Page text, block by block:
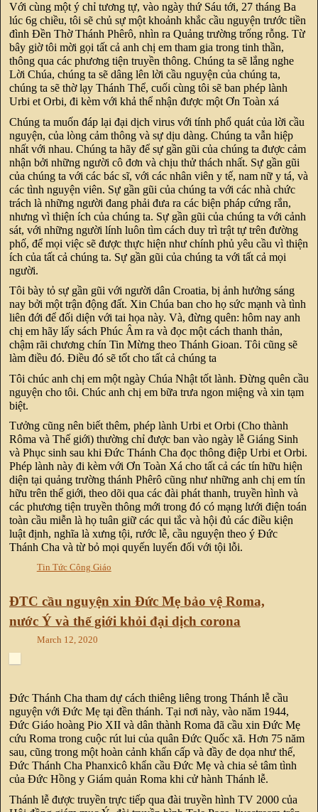
Với cùng một ý chỉ tương tự, vào ngày thứ Sáu tới, 27 tháng Ba
lúc 6g chiều, tôi sẽ chủ sự một khoảnh khắc cầu nguyện trước tiền
đình Đền Thờ Thánh Phêrô, nhìn ra Quảng trường trống rỗng. Từ
bây giờ tôi mời gọi tất cả anh chị em tham gia trong tinh thần,
thông qua các phương tiện truyền thông. Chúng ta sẽ lắng nghe
Lời Chúa, chúng ta sẽ dâng lên lời cầu nguyện của chúng ta,
chúng ta sẽ thờ lạy Thánh Thể, cuối cùng tôi sẽ ban phép lành
Urbi et Orbi, đi kèm với khả thể nhận được một Ơn Toàn xá
Chúng ta muốn đáp lại đại dịch virus với tính phổ quát của lời cầu
nguyện, của lòng cảm thông và sự dịu dàng. Chúng ta vẫn hiệp
nhất với nhau. Chúng ta hãy để sự gần gũi của chúng ta được cảm
nhận bởi những người cô đơn và chịu thử thách nhất. Sự gần gũi
của chúng ta với các bác sĩ, với các nhân viên y tế, nam nữ y tá, và
các tình nguyện viên. Sự gần gũi của chúng ta với các nhà chức
trách là những người đang phải đưa ra các biện pháp cứng rắn,
nhưng vì thiện ích của chúng ta. Sự gần gũi của chúng ta với cảnh
sát, với những người lính luôn tìm cách duy trì trật tự trên đường
phố, để mọi việc sẽ được thực hiện như chính phủ yêu cầu vì thiện
ích của tất cả chúng ta. Sự gần gũi của chúng ta với tất cả mọi
người.
Tôi bày tỏ sự gần gũi với người dân Croatia, bị ảnh hưởng sáng
nay bởi một trận động đất. Xin Chúa ban cho họ sức mạnh và tình
liên đới để đối diện với tai họa này. Và, đừng quên: hôm nay anh
chị em hãy lấy sách Phúc Âm ra và đọc một cách thanh thản,
chậm rãi chương chín Tin Mừng theo Thánh Gioan. Tôi cũng sẽ
làm điều đó. Điều đó sẽ tốt cho tất cả chúng ta
Tôi chúc anh chị em một ngày Chúa Nhật tốt lành. Đừng quên cầu
nguyện cho tôi. Chúc anh chị em bữa trưa ngon miệng và xin tạm
biệt.
Tưởng cũng nên biết thêm, phép lành Urbi et Orbi (Cho thành
Rôma và Thế giới) thường chỉ được ban vào ngày lễ Giáng Sinh
và Phục sinh sau khi Đức Thánh Cha đọc thông điệp Urbi et Orbi.
Phép lành này đi kèm với Ơn Toàn Xá cho tất cả các tín hữu hiện
diện tại quảng trường thánh Phêrô cũng như những anh chị em tín
hữu trên thế giới, theo dõi qua các đài phát thanh, truyền hình và
các phương tiện truyền thông mới trong đó có mạng lưới điện toán
toàn cầu miễn là họ tuân giữ các qui tắc và hội đủ các điều kiện
luật định, nghĩa là xưng tội, rước lễ, cầu nguyện theo ý Đức
Thánh Cha và từ bỏ mọi quyến luyến đối với tội lỗi.
Tin Tức Công Giáo
ĐTC cầu nguyện xin Đức Mẹ bảo vệ Roma,
nước Ý và thế giới khỏi đại dịch corona
March 12, 2020
Đức Thánh Cha tham dự cách thiêng liêng trong Thánh lễ cầu
nguyện với Đức Mẹ tại đền thánh. Tại nơi này, vào năm 1944,
Đức Giáo hoàng Pio XII và dân thành Roma đã cầu xin Đức Mẹ
cứu Roma trong cuộc rút lui của quân Đức Quốc xã. Hơn 75 năm
sau, cũng trong một hoàn cảnh khẩn cấp và đầy đe dọa như thế,
Đức Thánh Cha Phanxicô khẩn cầu Đức Mẹ và chia sẻ tâm tình
của Đức Hồng y Giám quản Roma khi cử hành Thánh lễ.
Thánh lễ được truyền trực tiếp qua đài truyền hình TV 2000 của